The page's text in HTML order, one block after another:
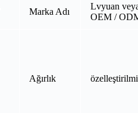
Marka Adı
Lvyuan
OEM /
Ağırlık